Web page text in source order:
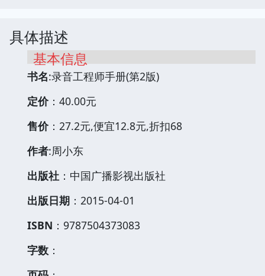
具体描述
基本信息
书名:录音工程师手册(第2版)
定价：40.00元
售价：27.2元,便宜12.8元,折扣68
作者:周小东
出版社 ：中国广播影视出版社
出版日期 ：2015-04-01
ISBN ：9787504373083
字数 ：